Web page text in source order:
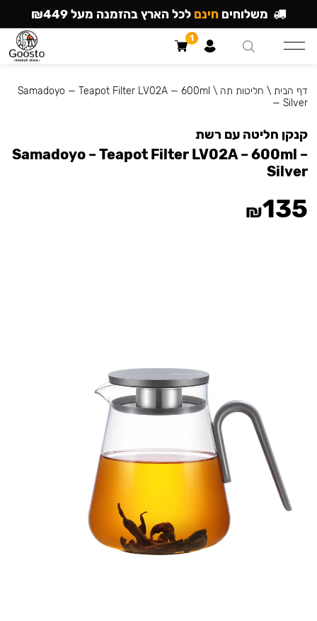
דף הבית \ חליטות תה \
Samadoyo — Teapot Filter LV02A — 600ml
— Silver
קנקן חליטה עם רשת
Samadoyo – Teapot Filter LV02A – 600ml –
Silver
₪135
משלוחים חינם לכל הארץ בהזמנה מעל ₪449
1